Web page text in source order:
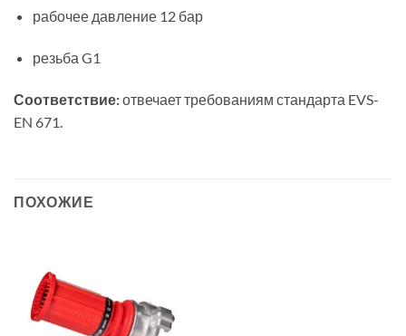
рабочее давление 12 бар
резьба G1
Соответствие:отвечает требованиям стандарта EVS-
EN 671.
ПОХОЖИЕ